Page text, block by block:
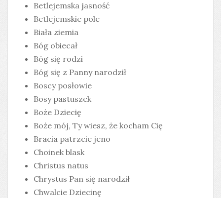
Betlejemska jasność
Betlejemskie pole
Biała ziemia
Bóg obiecał
Bóg się rodzi
Bóg się z Panny narodził
Boscy posłowie
Bosy pastuszek
Boże Dziecię
Boże mój, Ty wiesz, że kocham Cię
Bracia patrzcie jeno
Choinek blask
Christus natus
Chrystus Pan się narodził
Chwalcie Dziecinę